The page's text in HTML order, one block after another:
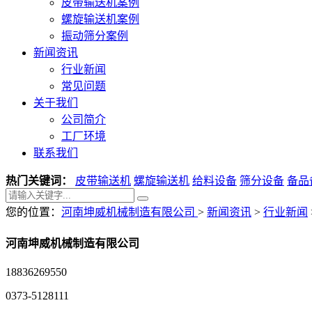
皮带输送机案例
螺旋输送机案例
振动筛分案例
新闻资讯
行业新闻
常见问题
关于我们
公司简介
工厂环境
联系我们
热门关键词： 皮带输送机 螺旋输送机 给料设备 筛分设备 备品
您的位置： 河南坤威机械制造有限公司 > 新闻资讯 > 行业新闻
河南坤威机械制造有限公司
18836269550
0373-5128111